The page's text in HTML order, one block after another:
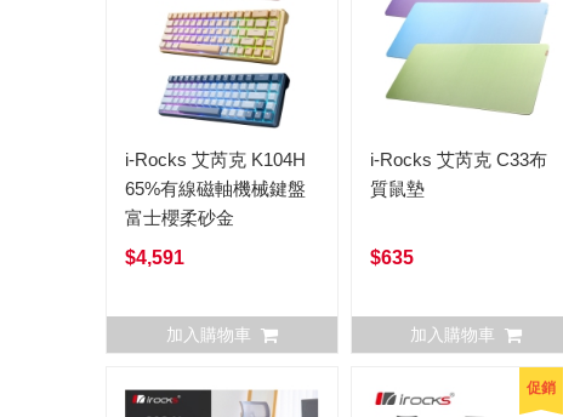
i-Rocks 艾芮克 K104H
65%有線磁軸機械鍵盤
富士櫻柔砂金
$4,591
加入購物車
i-Rocks 艾芮克 C33布
質鼠墊
$635
加入購物車
促銷